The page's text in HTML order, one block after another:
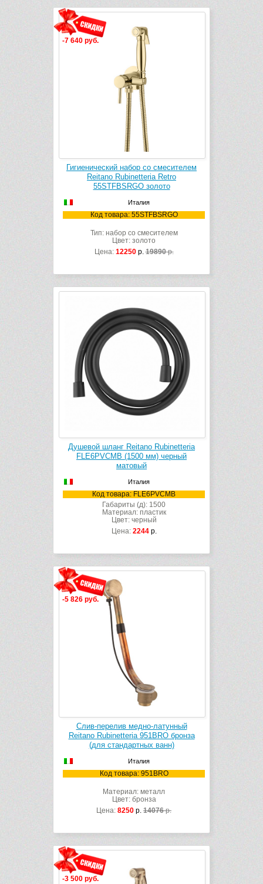
-7 640 руб.
Гигиенический набор со смесителем
Reitano Rubinetteria Retro
55STFBSRGO золото
Италия
Код товара: 55STFBSRGO
Тип: набор со смесителем
Цвет: золото
Цена: 12250р.19890р.
Душевой шланг Reitano Rubinetteria
FLE6PVCMB (1500 мм) черный
матовый
Италия
Код товара: FLE6PVCMB
Габариты (д): 1500
Материал: пластик
Цвет: черный
Цена: 2244р.
-5 826 руб.
Слив-перелив медно-латунный
Reitano Rubinetteria 951BRO бронза
(для стандартных ванн)
Италия
Код товара: 951BRO
Материал: металл
Цвет: бронза
Цена: 8250 р. 14076р.
-3 500 руб.